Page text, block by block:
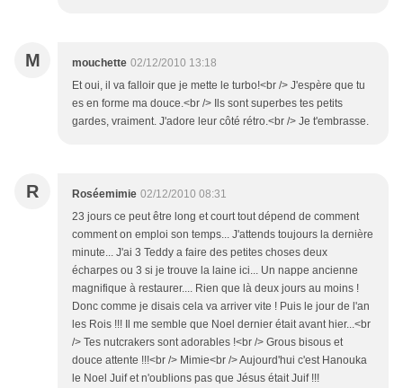
M mouchette 02/12/2010 13:18
Et oui, il va falloir que je mette le turbo!<br /> J'espère que tu
es en forme ma douce.<br /> Ils sont superbes tes petits
gardes, vraiment. J'adore leur côté rétro.<br /> Je t'embrasse.
R Roséemimie 02/12/2010 08:31
23 jours ce peut être long et court tout dépend de comment
comment on emploi son temps... J'attends toujours la dernière
minute... J'ai 3 Teddy a faire des petites choses deux
écharpes ou 3 si je trouve la laine ici... Un nappe ancienne
magnifique à restaurer.... Rien que là deux jours au moins !
Donc comme je disais cela va arriver vite ! Puis le jour de l'an
les Rois !!! Il me semble que Noel dernier était avant hier...<br
/> Tes nutcrakers sont adorables !<br /> Grous bisous et
douce attente !!!<br /> Mimie<br /> Aujourd'hui c'est Hanouka
le Noel Juif et n'oublions pas que Jésus était Juif !!!